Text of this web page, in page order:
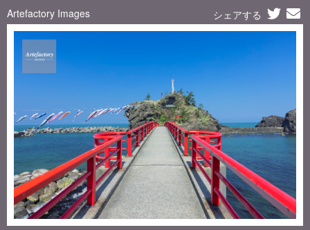
Artefactory Images シェアする